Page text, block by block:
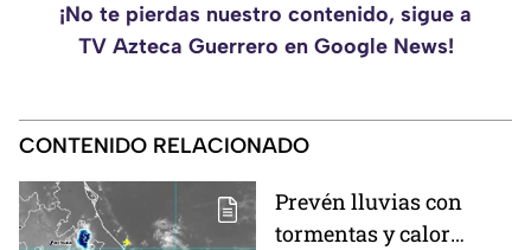
¡No te pierdas nuestro contenido, sigue a
TV Azteca Guerrero en Google News!
CONTENIDO RELACIONADO
Prevén lluvias con
tormentas y calor